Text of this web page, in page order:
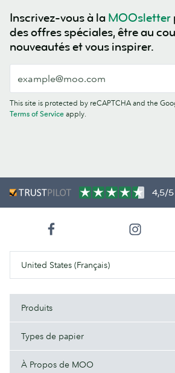
Inscrivez-vous à la MOOsletter
des offres spéciales, être au
nouveautés et vous inspirer.
This site is protected by reCAPTCHA and the
Terms of Service apply.
4,5/5
United States (Français)
Produits
Types de papier
À Propos de MOO